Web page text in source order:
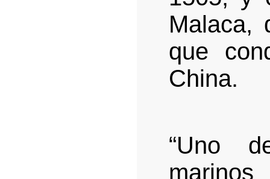
Malaca,
que
China.
“Uno